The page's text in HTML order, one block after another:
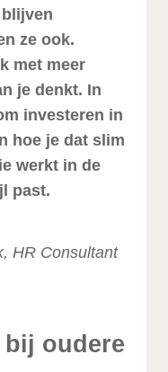
ze ook.
met meer
je denkt. In
investeren in
hoe je dat slim
werkt in de
past.
HR Consultant
bij oudere